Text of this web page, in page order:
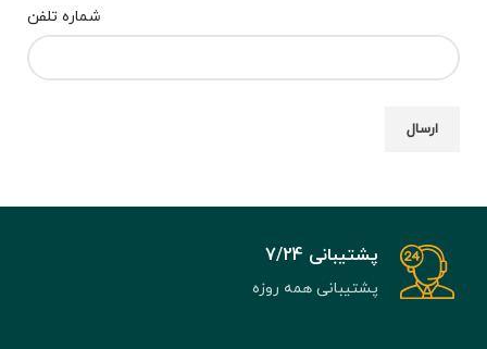
شماره تلفن
پشتیبانی 7/24
پشتیبانی همه روزه